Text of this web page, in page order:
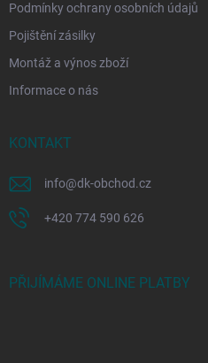
Podmínky ochrany osobních údajů
Pojištění zásilky
Montáž a výnos zboží
Informace o nás
KONTAKT
info@dk-obchod.cz
+420 774 590 626
PŘIJÍMÁME ONLINE PLATBY